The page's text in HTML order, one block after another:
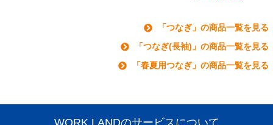
「つなぎ」の商品一覧を見る
「つなぎ(長袖)」の商品一覧を見る
「春夏用つなぎ」の商品一覧を見る
WORK LANDのサービスについて